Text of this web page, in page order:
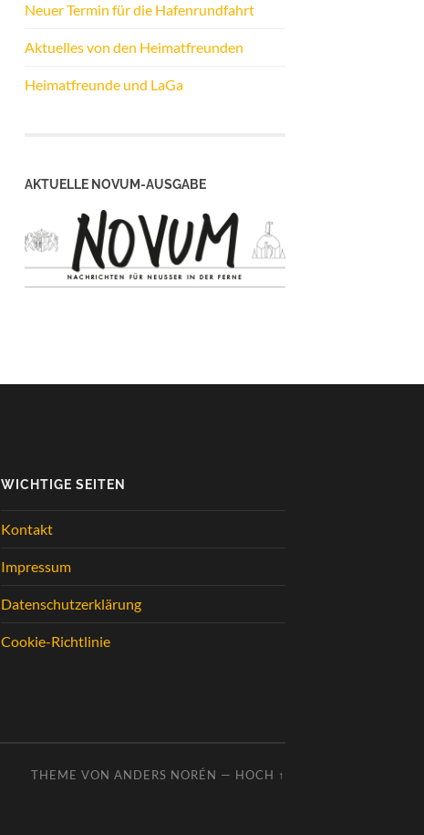
Neuer Termin für die Hafenrundfahrt
Aktuelles von den Heimatfreunden
Heimatfreunde und LaGa
AKTUELLE NOVUM-AUSGABE
WICHTIGE SEITEN
Kontakt
Impressum
Datenschutzerklärung
Cookie-Richtlinie
THEME VON ANDERS NORÉN — HOCH ↑